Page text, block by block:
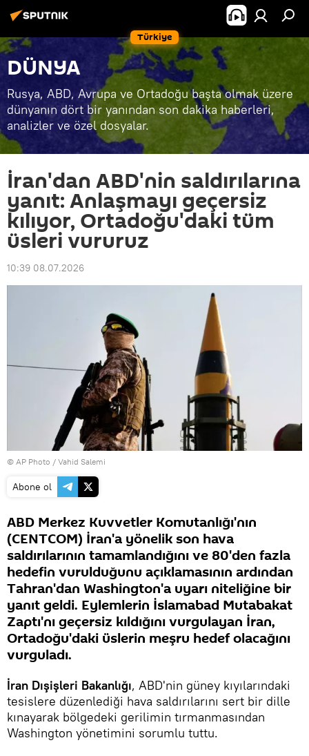
Türkiye
DÜNYA
Rusya, ABD, Avrupa ve Ortadoğu başta olmak üzere
dünyanın dört bir yanından son dakika haberleri,
analizler ve özel dosyalar.
İran'dan ABD'nin saldırılarına
yanıt: Anlaşmayı geçersiz
kılıyor, Ortadoğu'daki tüm
üsleri vururuz
10:39 08.07.2026
© AP Photo / Vahid Salemi
Abone ol
ABD Merkez Kuvvetler Komutanlığı'nın
(CENTCOM) İran'a yönelik son hava
saldırılarının tamamlandığını ve 80'den fazla
hedefin vurulduğunu açıklamasının ardından
Tahran'dan Washington'a uyarı niteliğine bir
yanıt geldi. Eylemlerin İslamabad Mutabakat
Zaptı'nı geçersiz kıldığını vurgulayan İran,
Ortadoğu'daki üslerin meşru hedef olacağını
vurguladı.
İran Dışişleri Bakanlığı, ABD'nin güney kıyılarındaki
tesislere düzenlediği hava saldırılarını sert bir dille
kınayarak bölgedeki gerilimin tırmanmasından
Washington yönetimini sorumlu tuttu.